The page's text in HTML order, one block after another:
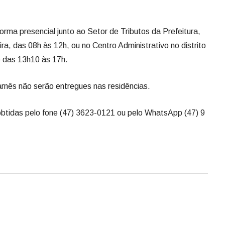
presencial junto ao Setor de Tributos da Prefeitura,
das 08h às 12h, ou no Centro Administrativo no distrito
13h10 às 17h.
não serão entregues nas residências.
pelo fone (47) 3623-0121 ou pelo WhatsApp (47) 9